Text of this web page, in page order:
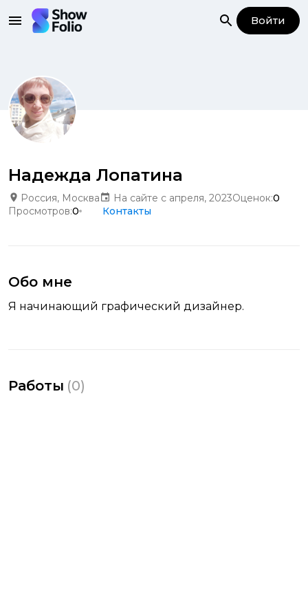
Войти
Надежда Лопатина
Россия, Москва На сайте с апреля, 2023Оценок:0
Просмотров:0 Контакты
Обо мне
Я начинающий графический дизайнер.
Работы (0)